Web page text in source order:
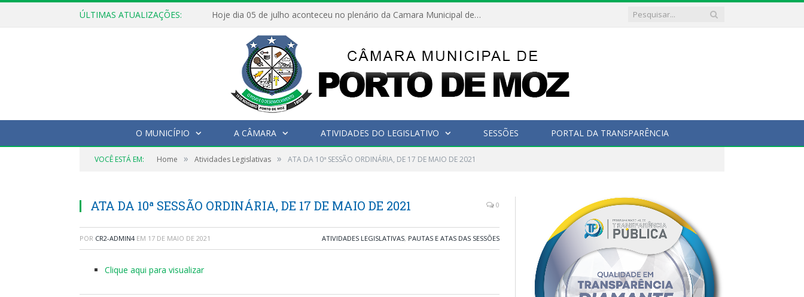
ÚLTIMAS ATUALIZAÇÕES: Hoje dia 05 de julho aconteceu no plenário da Camara Municipal de Porto de Moz a Sessão Solene de Abertura dos Trabalhos Legislativos 2º Período da 23ª Legislatura
O MUNICÍPIO A CÂMARA ATIVIDADES DO LEGISLATIVO SESSÕES PORTAL DA TRANSPARÊNCIA
VOCÊ ESTÁ EM: Home » Atividades Legislativas » ATA DA 10ª SESSÃO ORDINÁRIA, DE 17 DE MAIO DE 2021
ATA DA 10ª SESSÃO ORDINÁRIA, DE 17 DE MAIO DE 2021 0
POR CR2-ADMIN4 EM 17 DE MAIO DE 2021 ATIVIDADES LEGISLATIVAS, PAUTAS E ATAS DAS SESSÕES
Clique aqui para visualizar